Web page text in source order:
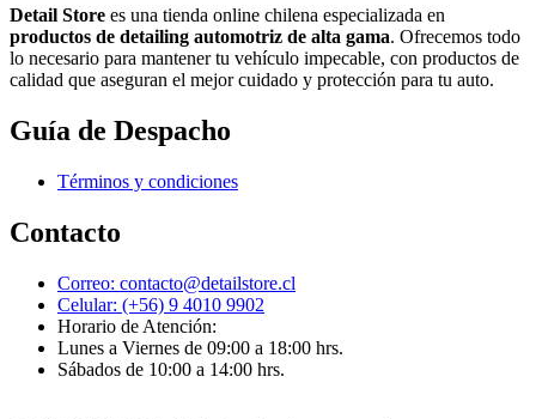
Detail Store es una tienda online chilena especializada en
productos de detailing automotriz de alta gama. Ofrecemos todo
lo necesario para mantener tu vehículo impecable, con productos de
calidad que aseguran el mejor cuidado y protección para tu auto.
Guía de Despacho
Términos y condiciones
Contacto
Correo: contacto@detailstore.cl
Celular: (+56) 9 4010 9902
Horario de Atención:
Lunes a Viernes de 09:00 a 18:00 hrs.​
Sábados de 10:00 a 14:00 hrs.​